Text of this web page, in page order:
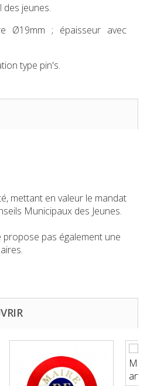
des jeunes.
Ø19mm ; épaisseur avec
type pin's.
mettant en valeur le mandat
Municipaux des Jeunes.
propose pas également une